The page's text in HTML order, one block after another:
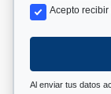
Acepto
Al enviar tus datos